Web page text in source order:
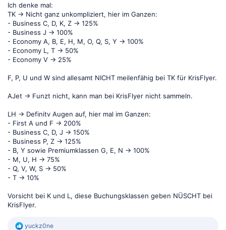
Auf diesen Verbindungen kann ich überall KrisFlyer Miles
sammeln, oder? (sowohl Status als auch Prämien)
Ich denke mal:
TK -> Nicht ganz unkompliziert, hier im Ganzen:
- Business C, D, K, Z -> 125%
- Business J -> 100%
- Economy A, B, E, H, M, O, Q, S, Y -> 100%
- Economy L, T -> 50%
- Economy V -> 25%
F, P, U und W sind allesamt NICHT meilenfähig bei TK für KrisFlyer.
AJet -> Funzt nicht, kann man bei KrisFlyer nicht sammeln.
LH -> Definitv Augen auf, hier mal im Ganzen:
- First A und F -> 200%
- Business C, D, J -> 150%
- Business P, Z -> 125%
- B, Y sowie Premiumklassen G, E, N -> 100%
- M, U, H -> 75%
- Q, V, W, S -> 50%
- T -> 10%
Vorsicht bei K und L, diese Buchungsklassen geben NÜSCHT bei
KrisFlyer.
R
yuckz0ne